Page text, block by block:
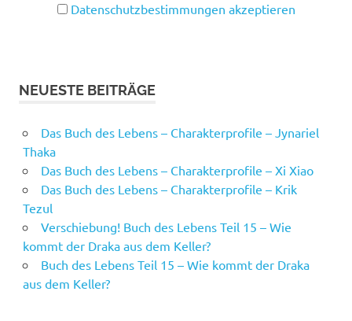
Datenschutzbestimmungen akzeptieren
NEUESTE BEITRÄGE
Das Buch des Lebens – Charakterprofile – Jynariel
Thaka
Das Buch des Lebens – Charakterprofile – Xi Xiao
Das Buch des Lebens – Charakterprofile – Krik
Tezul
Verschiebung! Buch des Lebens Teil 15 – Wie
kommt der Draka aus dem Keller?
Buch des Lebens Teil 15 – Wie kommt der Draka
aus dem Keller?